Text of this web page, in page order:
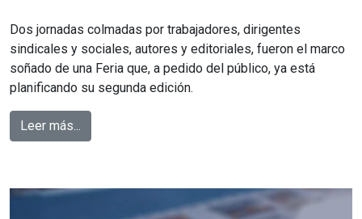
Dos jornadas colmadas por trabajadores, dirigentes
sindicales y sociales, autores y editoriales, fueron el marco
soñado de una Feria que, a pedido del público, ya está
planificando su segunda edición.
Leer más...